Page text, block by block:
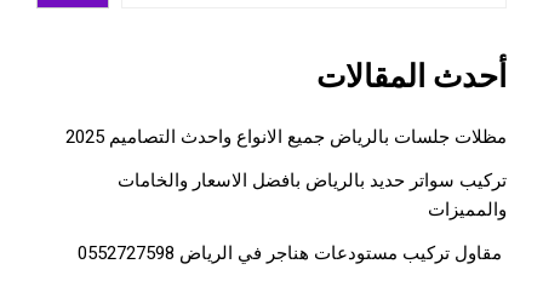
أحدث المقالات
مظلات جلسات بالرياض جميع الانواع واحدث التصاميم 2025
تركيب سواتر حديد بالرياض بافضل الاسعار والخامات
والمميزات
مقاول تركيب مستودعات هناجر في الرياض 0552727598